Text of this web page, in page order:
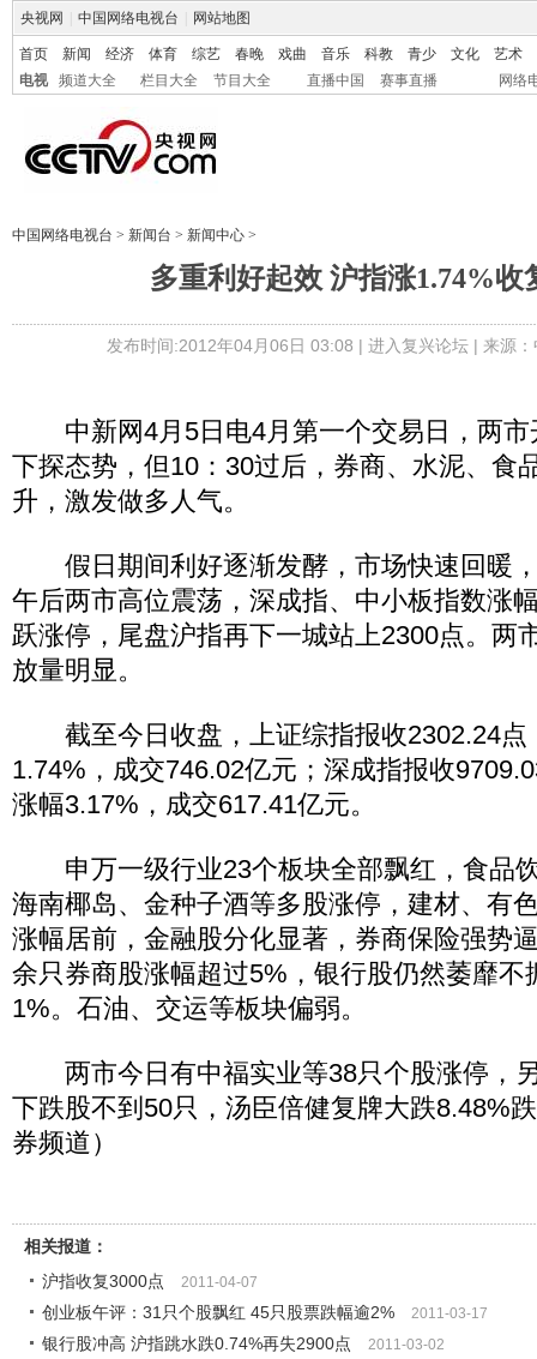
央视网 中国网络电视台 网站地图
首页 新闻 经济 体育 综艺 春晚 戏曲 音乐 科教 青少 文化
艺术
电视
频道大全 栏目大全 节目大全 直播中国 赛事直播 网络
中国网络电视台 > 新闻台 > 新闻中心 >
多重利好起效 沪指涨1.74%收
发布时间:2012年04月06日 03:08 | 进入复兴论坛| 来源
中新网4月5日电4月第一个交易日，两市
下探态势，但10：30过后，券商、水泥、食
升，激发做多人气。
假日期间利好逐渐发酵，市场快速回暖
午后两市高位震荡，深成指、中小板指数涨
跃涨停，尾盘沪指再下一城站上2300点。两
放量明显。
截至今日收盘，上证综指报收2302.24点
1.74%，成交746.02亿元；深成指报收
涨幅3.17%，成交617.41亿元。
申万一级行业23个板块全部飘红，食品
海南椰岛、金种子酒等多股涨停，建材、有
涨幅居前，金融股分化显著，券商保险强势
余只券商股涨幅超过5%，银行股仍然萎靡不
1%。石油、交运等板块偏弱。
两市今日有中福实业等38只个股涨停，
下跌股不到50只，汤臣倍健复牌大跌8.48%
券频道）
相关报道：
沪指收复3000点
2011-04-07
创业板午评：31只个股飘红 45只股票跌幅逾2% 2011-03-17
银行股冲高 沪指跳水跌0.74%再失2900点 2011-03-02